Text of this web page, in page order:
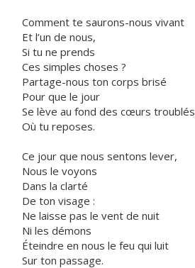
Comment te saurons-nous vivant
Et l’un de nous,
Si tu ne prends
Ces simples choses ?
Partage-nous ton corps brisé
Pour que le jour
Se lève au fond des cœurs troublés
Où tu reposes.
Ce jour que nous sentons lever,
Nous le voyons
Dans la clarté
De ton visage :
Ne laisse pas le vent de nuit
Ni les démons
Éteindre en nous le feu qui luit
Sur ton passage.